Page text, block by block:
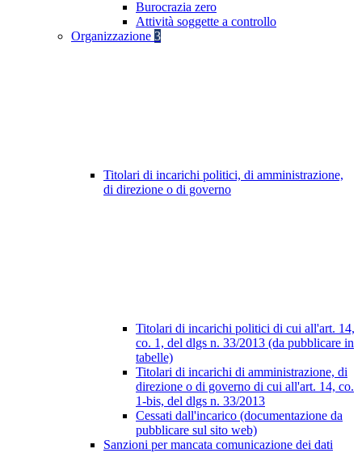
Burocrazia zero
Attività soggette a controllo
Organizzazione 3
Titolari di incarichi politici, di amministrazione,
di direzione o di governo
Titolari di incarichi politici di cui all'art. 14,
co. 1, del dlgs n. 33/2013 (da pubblicare in
tabelle)
Titolari di incarichi di amministrazione, di
direzione o di governo di cui all'art. 14, co.
1-bis, del dlgs n. 33/2013
Cessati dall'incarico (documentazione da
pubblicare sul sito web)
Sanzioni per mancata comunicazione dei dati